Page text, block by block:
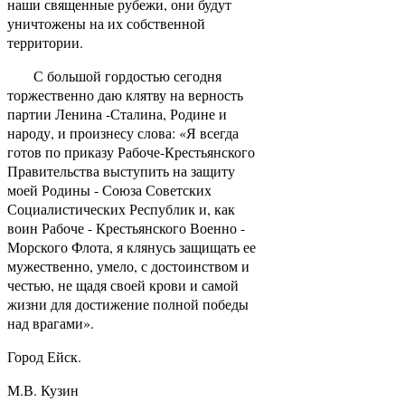
уничтожены на их собственной
территории.
С большой гордостью сегодня
торжественно даю клятву на верность
партии Ленина -Сталина, Родине и
народу, и произнесу слова: «Я всегда
готов по приказу Рабоче-Крестьянского
Правительства выступить на защиту
моей Родины - Союза Советских
Социалистических Республик и, как
воин Рабоче - Крестьянского Военно -
Морского Флота, я клянусь защищать ее
мужественно, умело, с достоинством и
честью, не щадя своей крови и самой
жизни для достижение полной победы
над врагами».
Город Ейск.
М.В. Кузин